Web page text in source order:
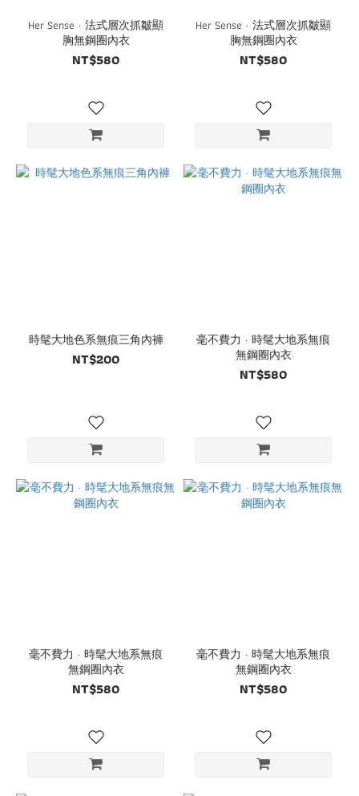
Her Sense · 法式層次抓皺顯
胸無鋼圈內衣
NT$580
Her Sense · 法式層次抓皺顯
胸無鋼圈內衣
NT$580
時髦大地色系無痕三角內褲
NT$200
毫不費力 · 時髦大地系無痕
無鋼圈內衣
NT$580
毫不費力 · 時髦大地系無痕
無鋼圈內衣
NT$580
毫不費力 · 時髦大地系無痕
無鋼圈內衣
NT$580